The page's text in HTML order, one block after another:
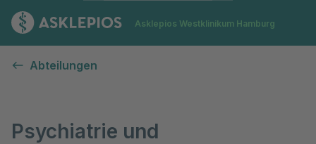
Zur Startseite
Asklepios Westklinikum Hamburg
Abteilungen
Psychiatrie und